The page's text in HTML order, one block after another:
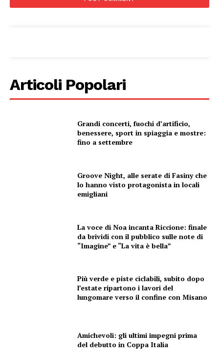
Articoli Popolari
Grandi concerti, fuochi d’artificio,
benessere, sport in spiaggia e mostre:
fino a settembre
Groove Night, alle serate di Fasiny che
lo hanno visto protagonista in locali
emigliani
La voce di Noa incanta Riccione: finale
da brividi con il pubblico sulle note di
“Imagine” e “La vita è bella”
Più verde e piste ciclabili, subito dopo
l’estate ripartono i lavori del
lungomare verso il confine con Misano
Amichevoli: gli ultimi impegni prima
del debutto in Coppa Italia